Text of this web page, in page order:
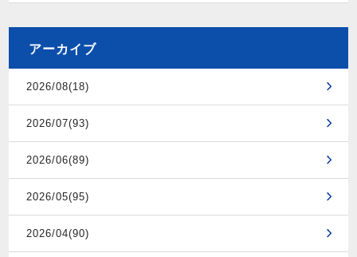
アーカイブ
2026/08(18)
2026/07(93)
2026/06(89)
2026/05(95)
2026/04(90)